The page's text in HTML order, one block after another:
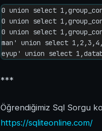
0 union select
0 union select
0 union select
man' union select
eyup' union select
***
Öğrendiğimiz Sql Sorgu
https://sqliteonline.com/